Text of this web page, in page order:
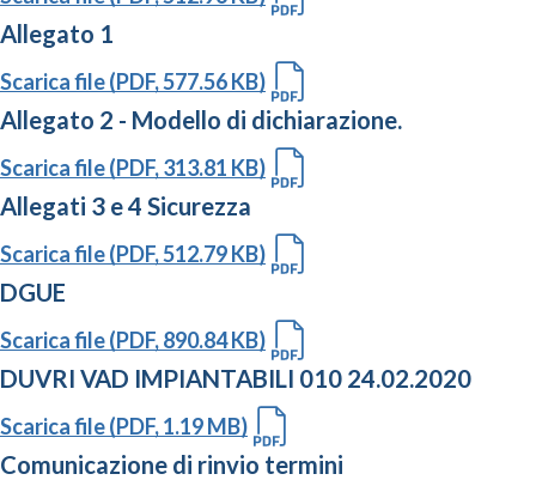
Allegato 1
Scarica file (PDF, 577.56 KB)
Allegato 2 - Modello di dichiarazione.
Scarica file (PDF, 313.81 KB)
Allegati 3 e 4 Sicurezza
Scarica file (PDF, 512.79 KB)
DGUE
Scarica file (PDF, 890.84 KB)
DUVRI VAD IMPIANTABILI 010 24.02.2020
Scarica file (PDF, 1.19 MB)
Comunicazione di rinvio termini